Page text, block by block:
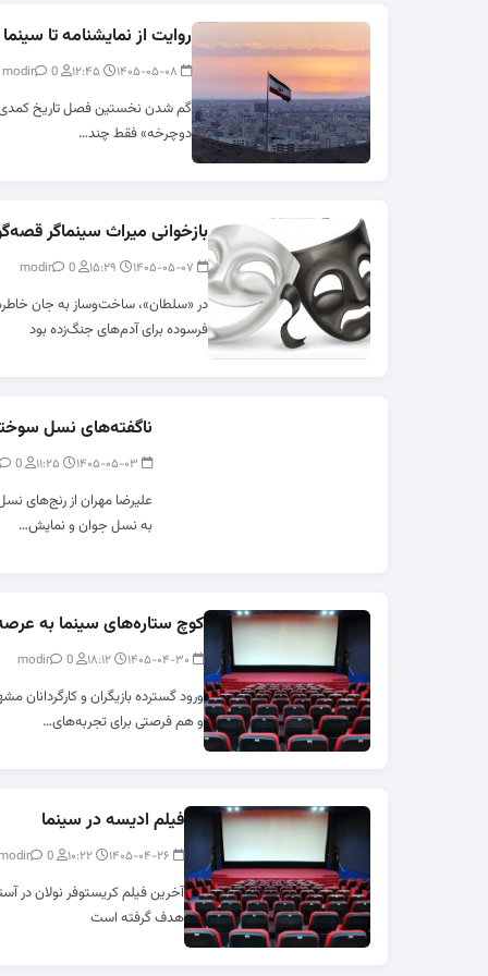
روایت از نمایشنامه تا سینما
۱۴۰۵-۰۵-۰۸ ۱۲:۴۵ modir
0
گم شدن نخستین فصل تاریخ کمدی
دوچرخه» فقط چند…
بازخوانی میراث سینماگر
modir
0
در «سلطان»، ساخت‌وساز به جان
فرسوده برای آدم‌های جنگ‌زده بود
ناگفته‌های نسل
0
علیرضا مهران از رنج‌های
به نسل جوان و نمایش…
کوچ ستاره‌های سینما به
۱۴۰۵-۰۴-۳۰ ۱۸:۱۲ modir
0
ورود گسترده بازیگران و کارگردانان
و هم فرصتی برای تجربه‌های…
فیلم ادیسه در سینما
۱۰:۲۲ modir
0
هدف گرفته است